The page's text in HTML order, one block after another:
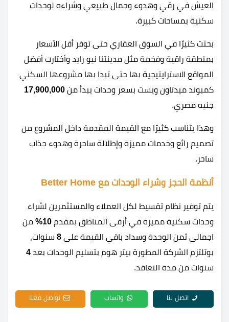
العيش في رقي وهدوء وجمال طبيعي وشراءه لوحدات
سكنية بمساحات كبيرة.
بحثت كثيرًا في السوق العقاري حتى توفر أقل الأسعار
بمنطقة راقية وفخمة مثل مدينتنا نيو زايد وأختارت أفضل
المواقع الاسترايتيجية بها حتى تبدا بها مشروعها السكني
كمبوند ميدتاون ويست بسعر وحدات يبدأ من 17,900,000
جنيه مصري.
وهذا يتناسب كثيرًا مع القيمة المقدمة داخل المشروع من
تصميم رائع وخدمات مميزة وإطلالة ساحرة وهدوء جذاب
ساحر.
أنظمة الحجز وشراء الوحدات مع Better Home
يتم توفير نظام تقسيط لكل العملاء والمستثمرين لشراء
وحدات سكنية مميزة في أرقى المناطق بمقدم 10%
من
اجمالي ثمن الوحدة وسداد باقي القيمة على 8 سنوات،
بوتلتزم الشركة المطورة بيتر هوم بتسليم الوحدات بعد 4
سنوات من مدة التعاقد.
اتصل بنا واتساب تواصل معنا